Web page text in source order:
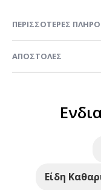
ΠΕΡΙΣΣΌΤΕΡΕΣ
ΑΠΟΣΤΟΛΈΣ
Είδη